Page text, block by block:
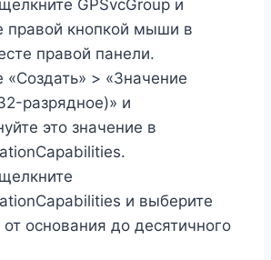
GPSvcGroup и
правой кнопкой мыши в
правой панели.
«Создать» > «Значение
разрядное)» и
это значение в
и выберите
от основания до десятичного